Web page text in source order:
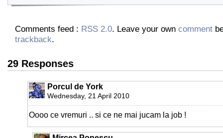
Comments feed : RSS 2.0. Leave your own comment
trackback.
29 Responses
Porcul de York
Wednesday, 21 April 2010
Oooo ce vremuri .. si ce ne mai jucam la job !